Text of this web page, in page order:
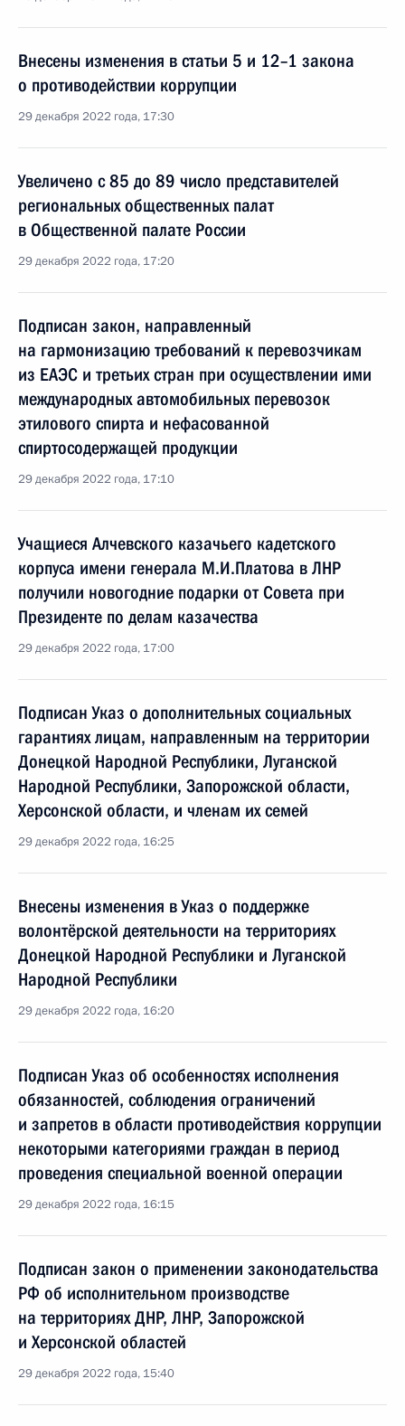
Внесены изменения в статьи 5 и 12–1 закона
о противодействии коррупции
29 декабря 2022 года, 17:30
Увеличено с 85 до 89 число представителей
региональных общественных палат
в Общественной палате России
29 декабря 2022 года, 17:20
Подписан закон, направленный
на гармонизацию требований к перевозчикам
из ЕАЭС и третьих стран при осуществлении ими
международных автомобильных перевозок
этилового спирта и нефасованной
спиртосодержащей продукции
29 декабря 2022 года, 17:10
Учащиеся Алчевского казачьего кадетского
корпуса имени генерала М.И.Платова в ЛНР
получили новогодние подарки от Совета при
Президенте по делам казачества
29 декабря 2022 года, 17:00
Подписан Указ о дополнительных социальных
гарантиях лицам, направленным на территории
Донецкой Народной Республики, Луганской
Народной Республики, Запорожской области,
Херсонской области, и членам их семей
29 декабря 2022 года, 16:25
Внесены изменения в Указ о поддержке
волонтёрской деятельности на территориях
Донецкой Народной Республики и Луганской
Народной Республики
29 декабря 2022 года, 16:20
Подписан Указ об особенностях исполнения
обязанностей, соблюдения ограничений
и запретов в области противодействия коррупции
некоторыми категориями граждан в период
проведения специальной военной операции
29 декабря 2022 года, 16:15
Подписан закон о применении законодательства
РФ об исполнительном производстве
на территориях ДНР, ЛНР, Запорожской
и Херсонской областей
29 декабря 2022 года, 15:40